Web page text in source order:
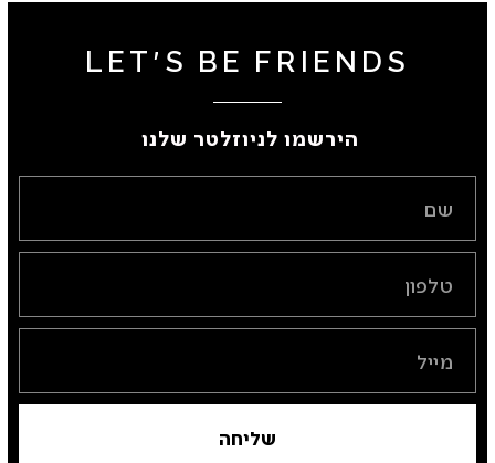
LET'S BE FRIENDS
הירשמו לניוזלטר שלנו ​
שליחה